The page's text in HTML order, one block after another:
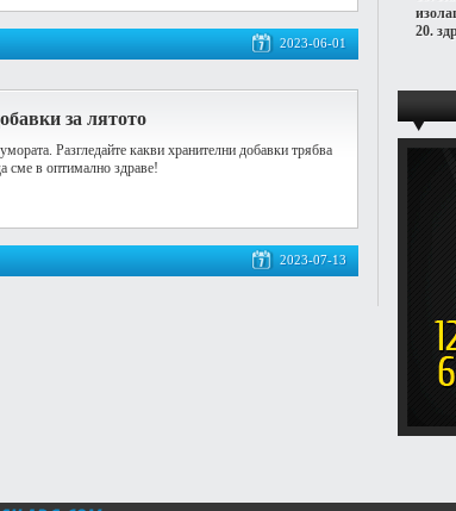
2023-06-01
за лятото
Разгледайте какви хранителни добавки трябва
сме в оптимално здраве!
2023-07-13
20.